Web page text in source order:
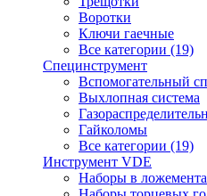
Воротки
Ключи гаечные
Все категории (19)
Специнструмент
Вспомогательный
Выхлопная система
Гайколомы
Все категории (19)
Инструмент VDE
Наборы в